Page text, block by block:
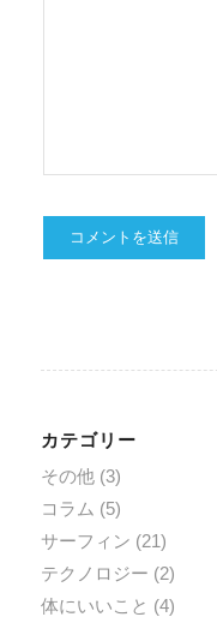
カテゴリー
その他(3)
コラム (5)
サーフィン (21)
テクノロジー (2)
体にいいこと (4)